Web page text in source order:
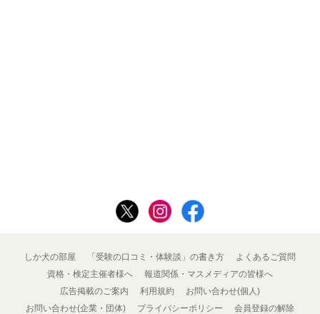
しか犬の部屋 「受験の口コミ・体験談」の書き方
よくあるご質問
資格・検定主催者様へ
報道関係・マスメディアの皆様へ
広告掲載のご案内
利用規約
お問い合わせ(個人)
お問い合わせ(企業・団体)
プライバシーポリシー 会員登録の解除